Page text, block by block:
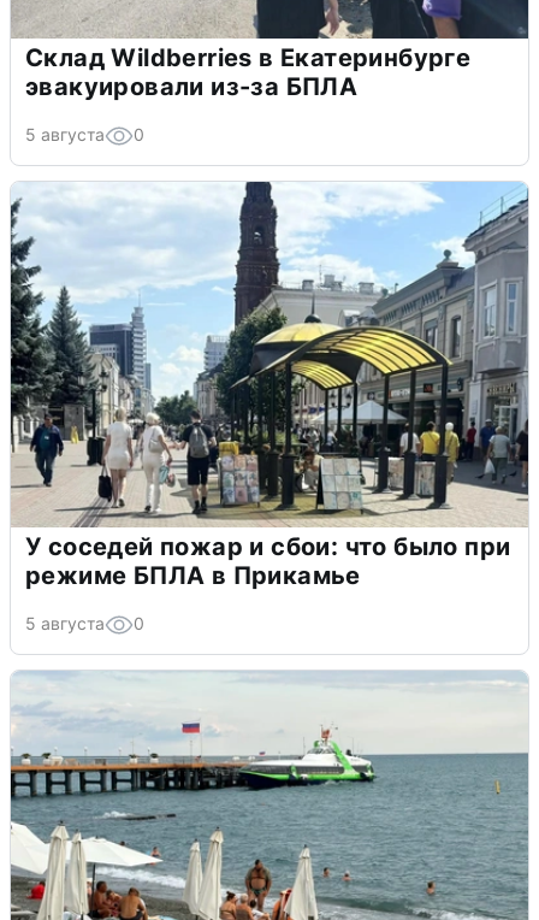
Склад Wildberries в Екатеринбурге
эвакуировали из-за БПЛА
5 августа 0
У соседей пожар и сбои: что было при
режиме БПЛА в Прикамье
5 августа 0